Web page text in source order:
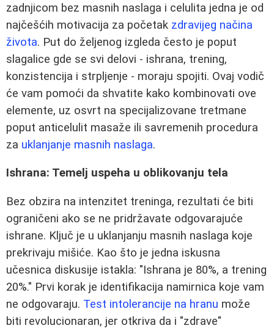
zadnjicom bez masnih naslaga i celulita jedna je od
najčešćih motivacija za početak zdravijeg načina
života. Put do željenog izgleda često je poput
slagalice gde se svi delovi - ishrana, trening,
konzistencija i strpljenje - moraju spojiti. Ovaj vodič
će vam pomoći da shvatite kako kombinovati ove
elemente, uz osvrt na specijalizovane tretmane
poput anticelulit masaže ili savremenih procedura
za uklanjanje masnih naslaga.
Ishrana: Temelj uspeha u oblikovanju tela
Bez obzira na intenzitet treninga, rezultati će biti
ograničeni ako se ne pridržavate odgovarajuće
ishrane. Ključ je u uklanjanju masnih naslaga koje
prekrivaju mišiće. Kao što je jedna iskusna
učesnica diskusije istakla: "Ishrana je 80%, a trening
20%." Prvi korak je identifikacija namirnica koje vam
ne odgovaraju. Test intolerancije na hranu može
biti revolucionaran, jer otkriva da i "zdrave"